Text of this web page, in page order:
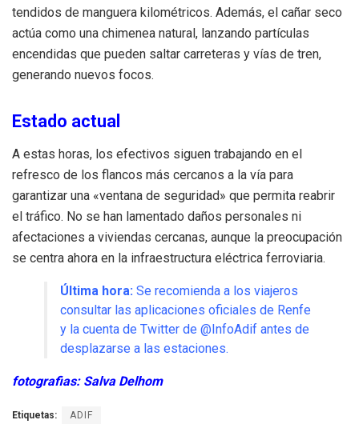
tendidos de manguera kilométricos. Además, el cañar seco
actúa como una chimenea natural, lanzando partículas
encendidas que pueden saltar carreteras y vías de tren,
generando nuevos focos.
Estado actual
A estas horas, los efectivos siguen trabajando en el
refresco de los flancos más cercanos a la vía para
garantizar una «ventana de seguridad» que permita reabrir
el tráfico. No se han lamentado daños personales ni
afectaciones a viviendas cercanas, aunque la preocupación
se centra ahora en la infraestructura eléctrica ferroviaria.
Última hora: Se recomienda a los viajeros
consultar las aplicaciones oficiales de Renfe
y la cuenta de Twitter de @InfoAdif antes de
desplazarse a las estaciones.
fotografias: Salva Delhom
Etiquetas: ADIF